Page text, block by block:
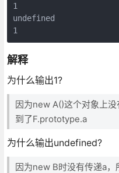
1
undefined
1
解释
为什么输出1?
因为new A()这个对象上
到了F.prototype.a
为什么输出undefined?
因为new B时没有传递a